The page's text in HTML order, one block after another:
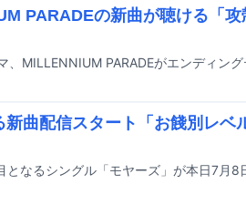
PARADEの新曲が聴ける「攻
曲配信スタート「お餞別レベ
なるシングル「モヤーズ」が本日7月8